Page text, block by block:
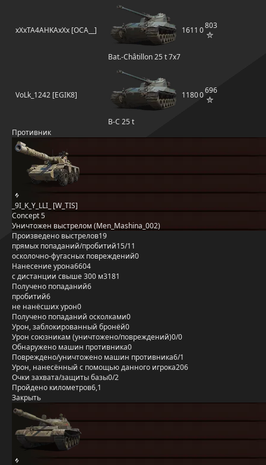
xXxTA4AHKAxXx [OCA__]
Bat.-Châtillon 25 t 7x7
1611 0803
VoLk_1242 [EGIK8]
B-C 25 t
11800696
Противник
_9I_K_Y_LLI_ [W_TIS]
Concept 5
Уничтожен выстрелом (Men_Mashina_002)
Произведено выстрелов19
прямых попаданий/пробитий15/11
осколочно-фугасных повреждений0
Нанесение урона6604
с дистанции свыше 300 м3181
Получено попаданий6
пробитий6
не нанёсших урон0
Получено попаданий осколками0
Урон, заблокированный бронёй0
Урон союзникам (уничтожено/повреждений)0/0
Обнаружено машин противника0
Повреждено/уничтожено машин противника6/1
Урон, нанесённый с помощью данного игрока206
Очки захвата/защиты базы0/2
Пройдено километров6,1
Закрыть